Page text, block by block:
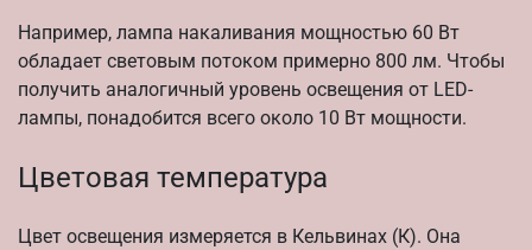
Например, лампа накаливания мощностью 60 Вт
обладает световым потоком примерно 800 лм. Чтобы
получить аналогичный уровень освещения от LED-
лампы, понадобится всего около 10 Вт мощности.
Цветовая температура
Цвет освещения измеряется в Кельвинах (К). Она